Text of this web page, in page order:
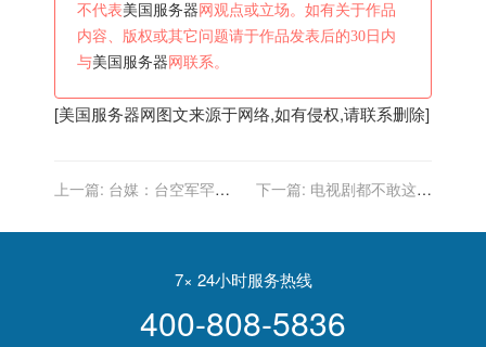
不代表美国服务器 网观点或立场。如有关于作品
内容、版权或其它问题请于作品发表后的30日内
与美国服务器 网联系。
[美国服务器网图文来源于网络,如有侵权,请联系删除]
上一篇: 台媒：台空军罕见
下一篇: 电视剧都不敢这么
有钱被当地认定为白人
7× 24小时服务热线
400-808-5836